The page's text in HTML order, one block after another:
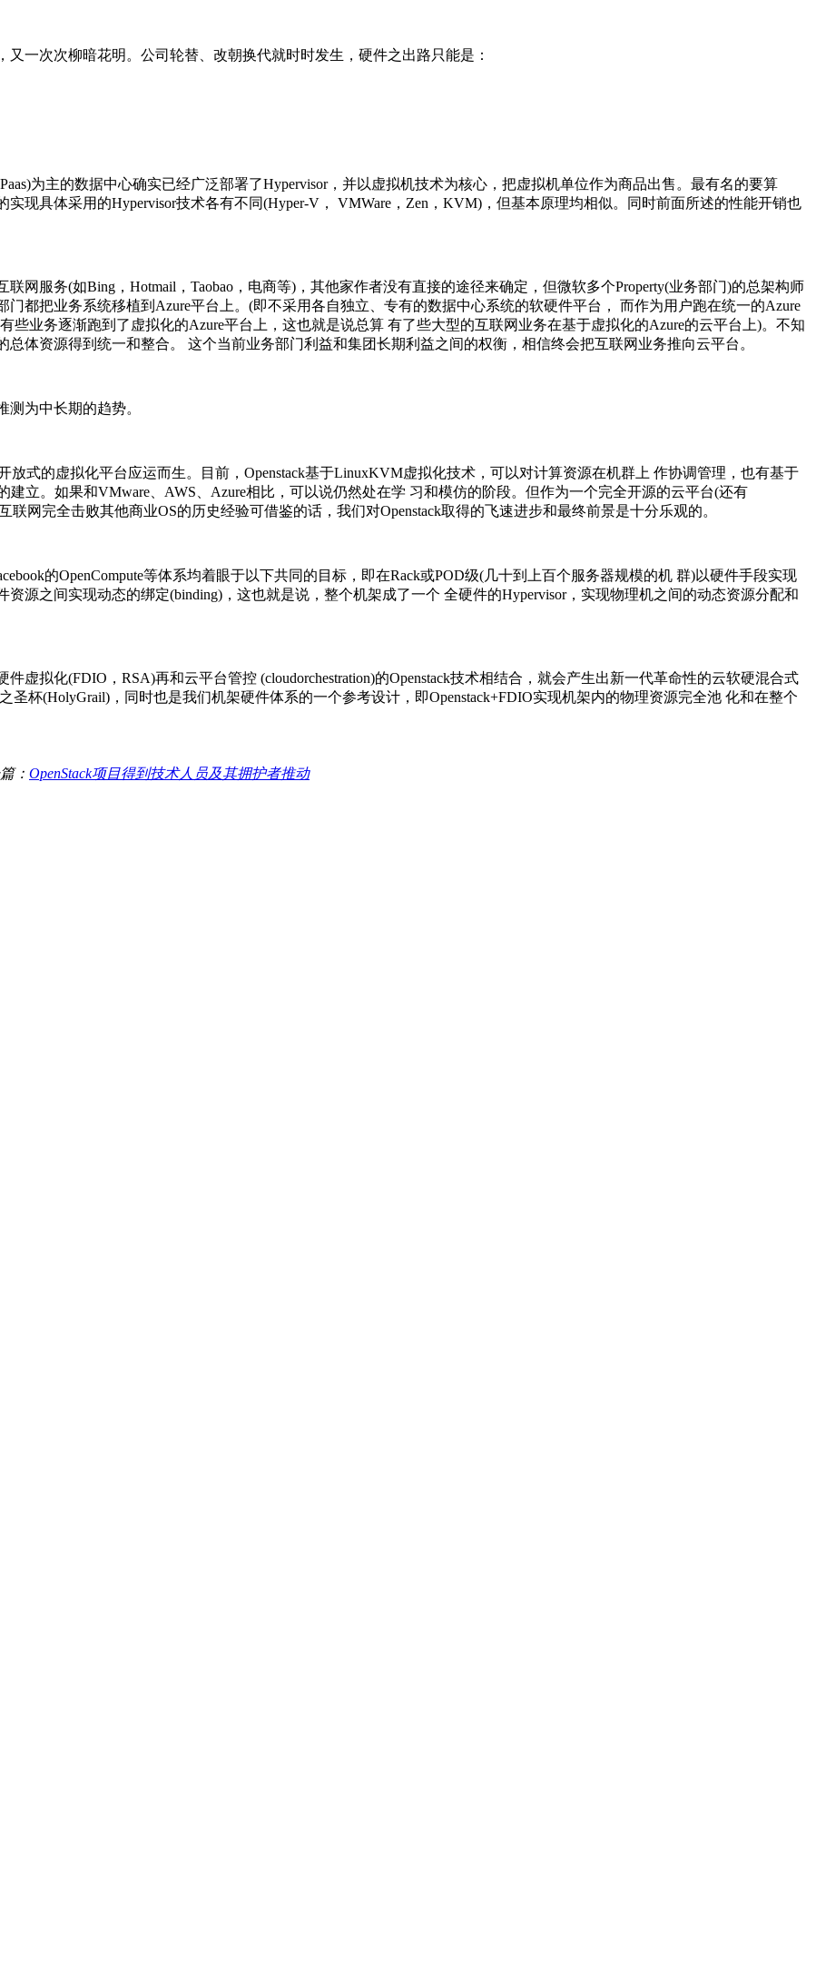
次次柳暗花明。公司轮替、改朝换代就时时发生，硬件之出路只能是：
为主的数据中心确实已经广泛部署了Hypervisor，并以虚拟机技术为核心，把虚拟机单位作为商品出售。最有名的要算
实现具体采用的Hypervisor技术各有不同(Hyper-V ， VMWare，Zen，KVM)，但基本原理均相似。同时前面所述的性能开销也
服务(如Bing，Hotmail，Taobao，电商等)，其他家作者没有直接的途径来确定，但微软多个Property(业务部门)的总架构师
都把业务系统移植到Azure平台上。(即不采用各自独立、专有的数据中心系统的软硬件平台 ， 而作为用户跑在统一的Azure
些业务逐渐跑到了虚拟化的Azure平台上，这也就是说总算 有了些大型的互联网业务在基于虚拟化的Azure的云平台上)。不知
体资源得到统一和整合。 这个当前业务部门利益和集团长期利益之间的权衡，相信终会把互联网业务推向云平台。
为中长期的趋势。
放式的虚拟化平台应运而生。目前，Openstack基于LinuxKVM虚拟化技术，可以对计算资源在机群上 作协调管理，也有基于
立。如果和VMware、AWS、Azure相比，可以说仍然处在学 习和模仿的阶段。但作为一个完全开源的云平台(还有
联网完全击败其他商业OS的历史经验可借鉴的话，我们对Openstack取得的飞速进步和最终前景是十分乐观的。
的OpenCompute等体系均着眼于以下共同的目标，即在Rack或POD级(几十到上百个服务器规模的机 群)以硬件手段实现
源之间实现动态的绑定(binding)，这也就是说，整个机架成了一个 全硬件的Hypervisor，实现物理机之间的动态资源分配和
拟化(FDIO，RSA)再和云平台管控 (cloudorchestration)的Openstack技术相结合，就会产生出新一代革命性的云软硬混合式
杯(HolyGrail)，同时也是我们机架硬件体系的一个参考设计，即Openstack+FDIO实现机架内的物理资源完全池 化和在整个
： OpenStack项目得到技术人员及其拥护者推动